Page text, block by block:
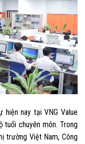
hiện nay tại VNG Value
chuyên môn. Trong
trường Việt Nam, Công